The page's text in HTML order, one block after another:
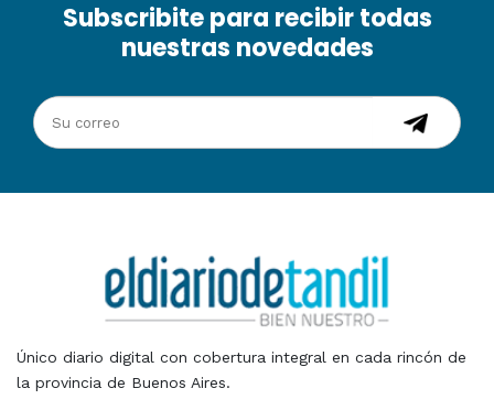
Subscribite para recibir todas
nuestras novedades
Único diario digital con cobertura integral en cada rincón de
la provincia de Buenos Aires.